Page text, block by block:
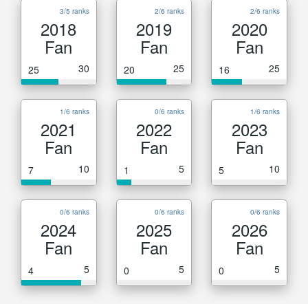
3/5 ranks
2018
Fan
25 30
2/6 ranks
2019
Fan
20 25
2/6 ranks
2020
Fan
16 25
1/6 ranks
2021
Fan
7 10
0/6 ranks
2022
Fan
1 5
1/6 ranks
2023
Fan
5 10
0/6 ranks
2024
Fan
4 5
0/6 ranks
2025
Fan
0 5
0/6 ranks
2026
Fan
0 5